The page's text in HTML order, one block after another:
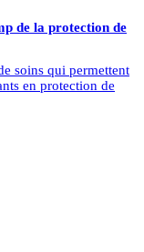
de la protection de
soins qui permettent
en protection de